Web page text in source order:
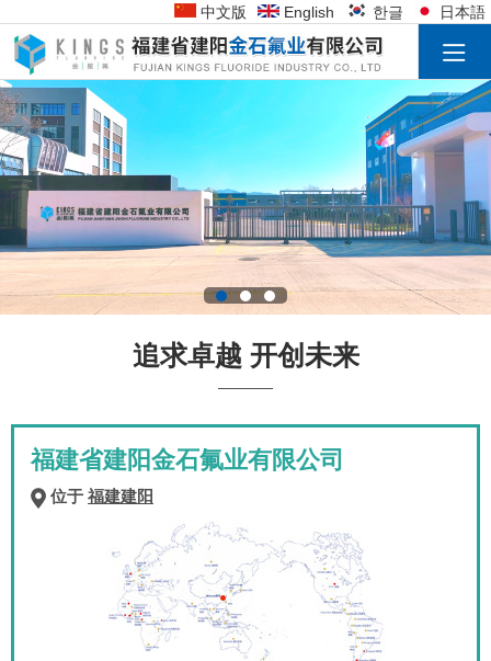
中文版 English 한글 日本語
追求卓越 开创未来
福建省建阳金石氟业有限公司
位于 福建建阳